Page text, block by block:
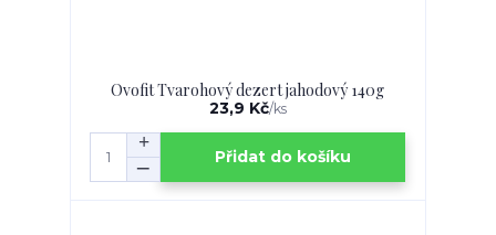
Ovofit Tvarohový dezert jahodový 140g
23,9 Kč/ks
Přidat do košíku